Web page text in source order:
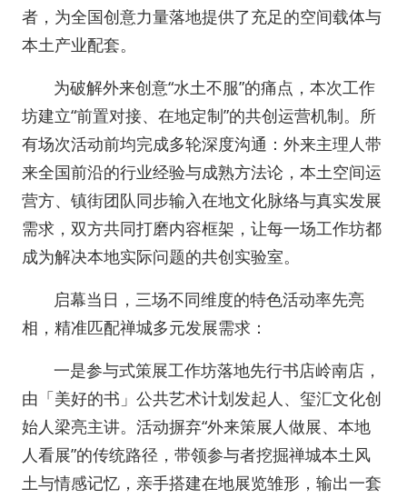
者，为全国创意力量落地提供了充足的空间载体与
本土产业配套。
为破解外来创意“水土不服”的痛点，本次工作
坊建立“前置对接、在地定制”的共创运营机制。所
有场次活动前均完成多轮深度沟通：外来主理人带
来全国前沿的行业经验与成熟方法论，本土空间运
营方、镇街团队同步输入在地文化脉络与真实发展
需求，双方共同打磨内容框架，让每一场工作坊都
成为解决本地实际问题的共创实验室。
启幕当日，三场不同维度的特色活动率先亮
相，精准匹配禅城多元发展需求：
一是参与式策展工作坊落地先行书店岭南店，
由「美好的书」公共艺术计划发起人、玺汇文化创
始人梁亮主讲。活动摒弃“外来策展人做展、本地
人看展”的传统路径，带领参与者挖掘禅城本土风
土与情感记忆，亲手搭建在地展览雏形，输出一套